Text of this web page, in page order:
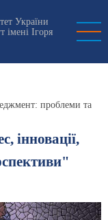
України
імені Ігоря
проблеми та
інновації,